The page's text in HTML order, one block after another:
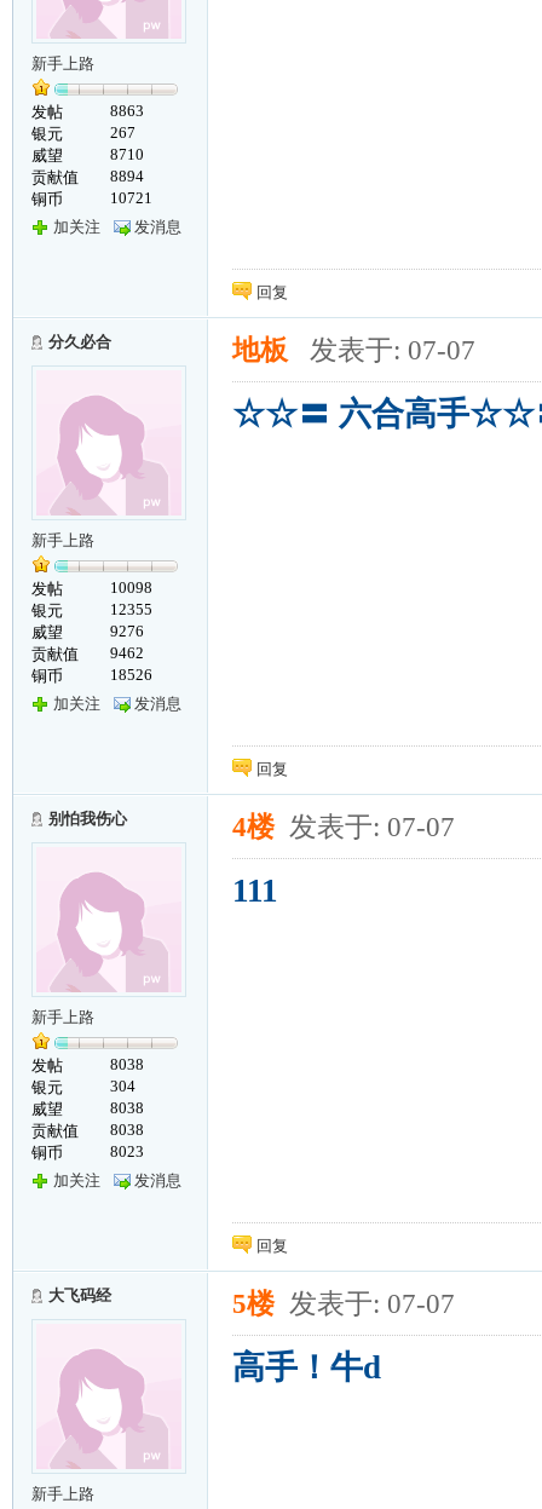
新手上路
发帖
8863
银元
267
威望
8710
贡献值
8894
铜币
10721
加关注
发消息
回复
分久必合
新手上路
发帖
10098
银元
12355
威望
9276
贡献值
9462
铜币
18526
加关注
发消息
地板 发表于: 07-07
☆☆〓 六合高手☆☆
回复
别怕我伤心
新手上路
发帖
8038
银元
304
威望
8038
贡献值
8038
铜币
8023
加关注
发消息
4楼 发表于: 07-07
111
回复
大飞码经
新手上路
5楼 发表于: 07-07
高手！牛d